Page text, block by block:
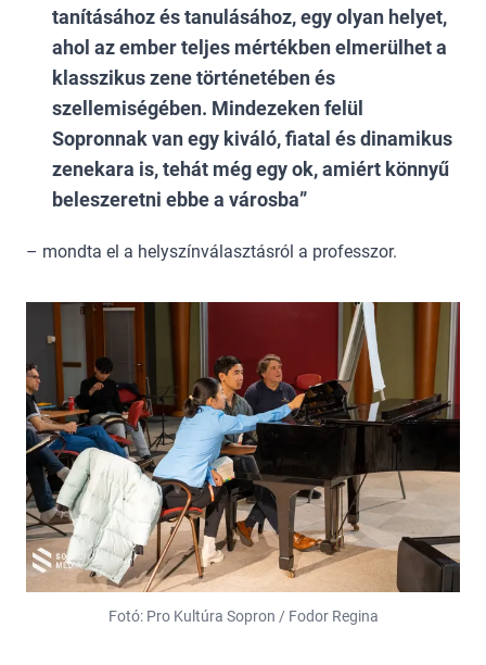
tanításához és tanulásához, egy olyan helyet,
ahol az ember teljes mértékben elmerülhet a
klasszikus zene történetében és
szellemiségében. Mindezeken felül
Sopronnak van egy kiváló, fiatal és dinamikus
zenekara is, tehát még egy ok, amiért könnyű
beleszeretni ebbe a városba
– mondta el a helyszínválasztásról a professzor.
Fotó: Pro Kultúra Sopron / Fodor Regina